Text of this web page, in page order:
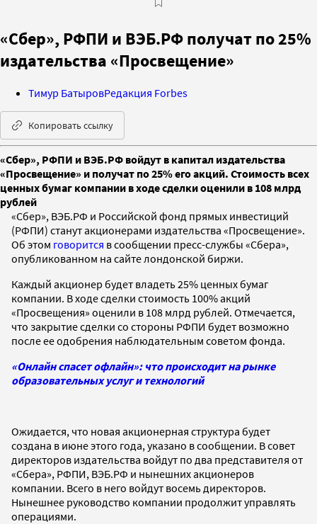
«Сбер», РФПИ и ВЭБ.РФ получат по 25%
издательства «Просвещение»
Тимур БатыровРедакция Forbes
Копировать ссылку
«Сбер», РФПИ и ВЭБ.РФ войдут в капитал издательства
«Просвещение» и получат по 25% его акций. Стоимость всех
ценных бумаг компании в ходе сделки оценили в 108 млрд
рублей
«Сбер», ВЭБ.РФ и Российской фонд прямых инвестиций
(РФПИ) станут акционерами издательства «Просвещение».
Об этом говорится в сообщении пресс-службы «Сбера»,
опубликованном на сайте лондонской биржи.
Каждый акционер будет владеть 25% ценных бумаг
компании. В ходе сделки стоимость 100% акций
«Просвещения» оценили в 108 млрд рублей. Отмечается,
что закрытие сделки со стороны РФПИ будет возможно
после ее одобрения наблюдательным советом фонда.
«Онлайн спасет офлайн»: что происходит на рынке
образовательных услуг и технологий
Ожидается, что новая акционерная структура будет
создана в июне этого года, указано в сообщении. В совет
директоров издательства войдут по два представителя от
«Сбера», РФПИ, ВЭБ.РФ и нынешних акционеров
компании. Всего в него войдут восемь директоров.
Нынешнее руководство компании продолжит управлять
операциями.